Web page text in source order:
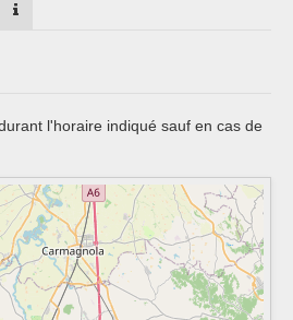
l'horaire indiqué sauf en cas de